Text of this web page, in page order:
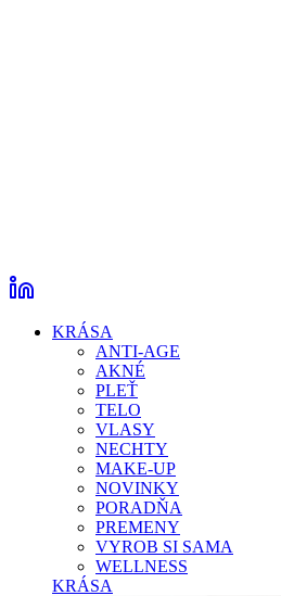
KRÁSA
ANTI-AGE
AKNÉ
PLEŤ
TELO
VLASY
NECHTY
MAKE-UP
NOVINKY
PORADŇA
PREMENY
VYROB SI SAMA
WELLNESS
KRÁSA